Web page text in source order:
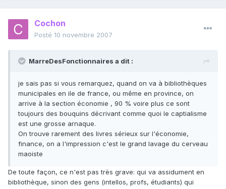
Cochon
Posté 10 novembre 2007
MarreDesFonctionnaires a dit :
je sais pas si vous remarquez, quand on va à bibliothèques
municipales en ile de france, ou même en province, on
arrive à la section économie , 90 % voire plus ce sont
toujours des bouquins décrivant comme quoi le captialisme
est une grosse arnaque.
On trouve rarement des livres sérieux sur l'économie,
finance, on a l'impression c'est le grand lavage du cerveau
maoiste
De toute façon, ce n'est pas très grave: qui va assidument en
bibliothèque, sinon des gens (intellos, profs, étudiants) qui